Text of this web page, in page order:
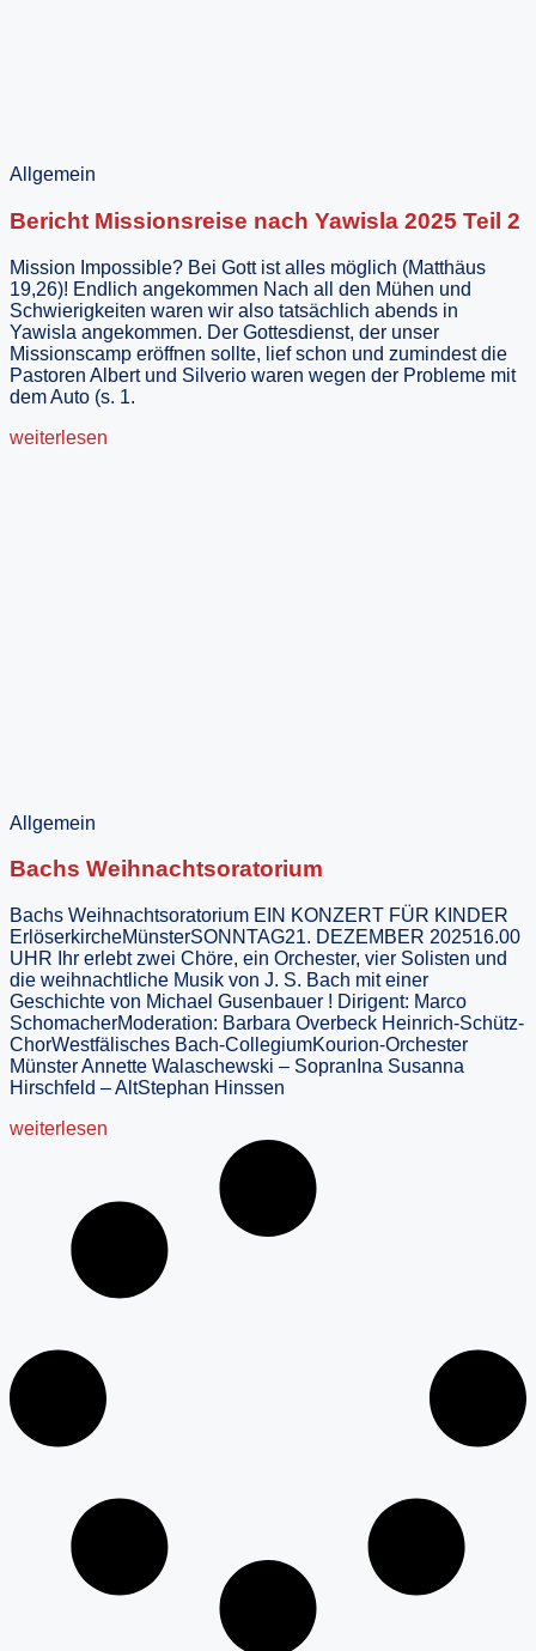
Allgemein
Bericht Missionsreise nach Yawisla 2025 Teil 2
Mission Impossible? Bei Gott ist alles möglich (Matthäus
19,26)! Endlich angekommen Nach all den Mühen und
Schwierigkeiten waren wir also tatsächlich abends in
Yawisla angekommen. Der Gottesdienst, der unser
Missionscamp eröffnen sollte, lief schon und zumindest die
Pastoren Albert und Silverio waren wegen der Probleme mit
dem Auto (s. 1.
weiterlesen
Allgemein
Bachs Weihnachtsoratorium
Bachs Weihnachtsoratorium EIN KONZERT FÜR KINDER
ErlöserkircheMünsterSONNTAG21. DEZEMBER 202516.00
UHR Ihr erlebt zwei Chöre, ein Orchester, vier Solisten und
die weihnachtliche Musik von J. S. Bach mit einer
Geschichte von Michael Gusenbauer ! Dirigent: Marco
SchomacherModeration: Barbara Overbeck Heinrich-Schütz-
ChorWestfälisches Bach-CollegiumKourion-Orchester
Münster Annette Walaschewski – SopranIna Susanna
Hirschfeld – AltStephan Hinssen
weiterlesen